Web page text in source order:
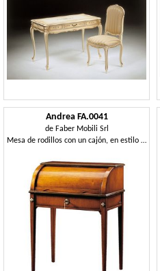
Andrea FA.0041
de Faber Mobili Srl
Mesa de rodillos con un cajón, en estilo Luis XVI